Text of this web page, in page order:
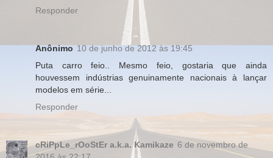
Responder
Anônimo 10 de junho de 2012 às 19:45
Puta carro feio.. Mesmo feio, gostaria que ainda
houvessem indústrias genuinamente nacionais à lançar
modelos em série...
Responder
cRiPpLe_rOoStEr a.k.a. Kamikaze 6 de novembro de